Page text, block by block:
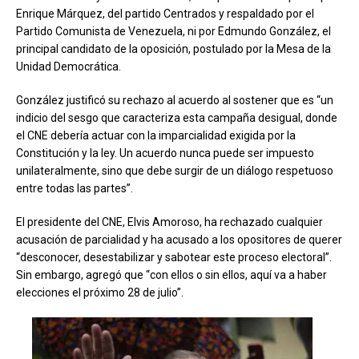
Enrique Márquez, del partido Centrados y respaldado por el
Partido Comunista de Venezuela, ni por Edmundo González, el
principal candidato de la oposición, postulado por la Mesa de la
Unidad Democrática.
González justificó su rechazo al acuerdo al sostener que es “un
indicio del sesgo que caracteriza esta campaña desigual, donde
el CNE debería actuar con la imparcialidad exigida por la
Constitución y la ley. Un acuerdo nunca puede ser impuesto
unilateralmente, sino que debe surgir de un diálogo respetuoso
entre todas las partes”.
El presidente del CNE, Elvis Amoroso, ha rechazado cualquier
acusación de parcialidad y ha acusado a los opositores de querer
“desconocer, desestabilizar y sabotear este proceso electoral”.
Sin embargo, agregó que “con ellos o sin ellos, aquí va a haber
elecciones el próximo 28 de julio”.